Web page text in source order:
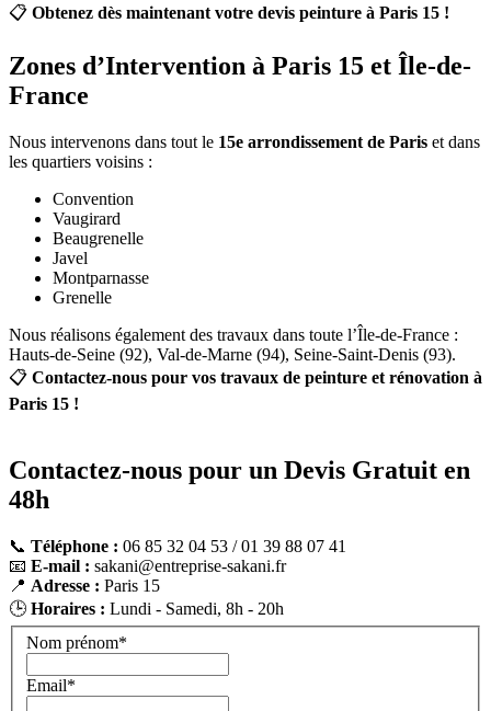
📋 Obtenez dès maintenant votre devis peinture à Paris 15 !
Zones d’Intervention à Paris 15 et Île-de-
France
Nous intervenons dans tout le 15e arrondissement de Paris et dans
les quartiers voisins :
Convention
Vaugirard
Beaugrenelle
Javel
Montparnasse
Grenelle
Nous réalisons également des travaux dans toute l’Île-de-France :
Hauts-de-Seine (92), Val-de-Marne (94), Seine-Saint-Denis (93).
📋 Contactez-nous pour vos travaux de peinture et rénovation à
Paris 15 !
Contactez-nous pour un Devis Gratuit en
48h
📞 Téléphone : 06 85 32 04 53 / 01 39 88 07 41
📧 E-mail : sakani@entreprise-sakani.fr
📍 Adresse : Paris 15
🕒 Horaires : Lundi - Samedi, 8h - 20h
Nom prénom*
Email*